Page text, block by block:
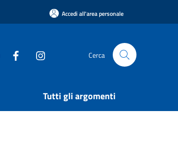
Accedi all'area personale
Cerca
Tutti gli argomenti